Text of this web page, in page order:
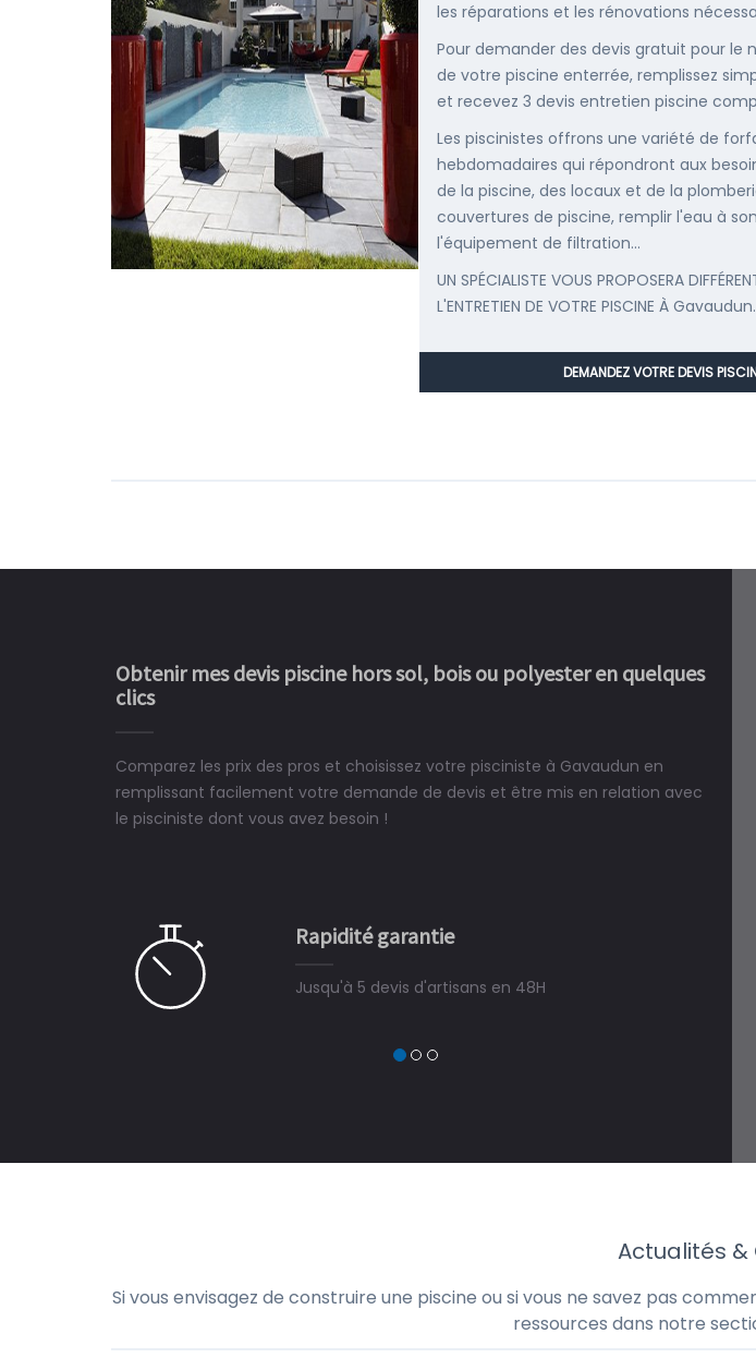
les réparations et les rénovations
Pour demander des devis gratuit pour
de votre piscine enterrée, remplissez
et recevez 3 devis entretien piscine
Les piscinistes offrons une variété de
hebdomadaires qui répondront aux
de la piscine, des locaux et de la
couvertures de piscine, remplir l'eau à
l'équipement de filtration...
UN SPÉCIALISTE VOUS PROPOSERA
L'ENTRETIEN DE VOTRE PISCINE À Gavaudun.
DEMANDEZ VOTRE DEVIS
Obtenir mes devis piscine hors sol, bois ou polyester en quelques
clics
Comparez les prix des pros et choisissez votre pisciniste à Gavaudun en
remplissant facilement votre demande de devis et être mis en relation avec
le pisciniste dont vous avez besoin !
Rapidité garantie
Jusqu'à 5 devis d'artisans en 48H
ne peut plus s'en passer.
Le rêve devient enfin réalité, une piscine est bien
construit chez moi.
Actualités &
Si vous envisagez de construire une piscine ou si vous ne savez pas
ressources dans notre